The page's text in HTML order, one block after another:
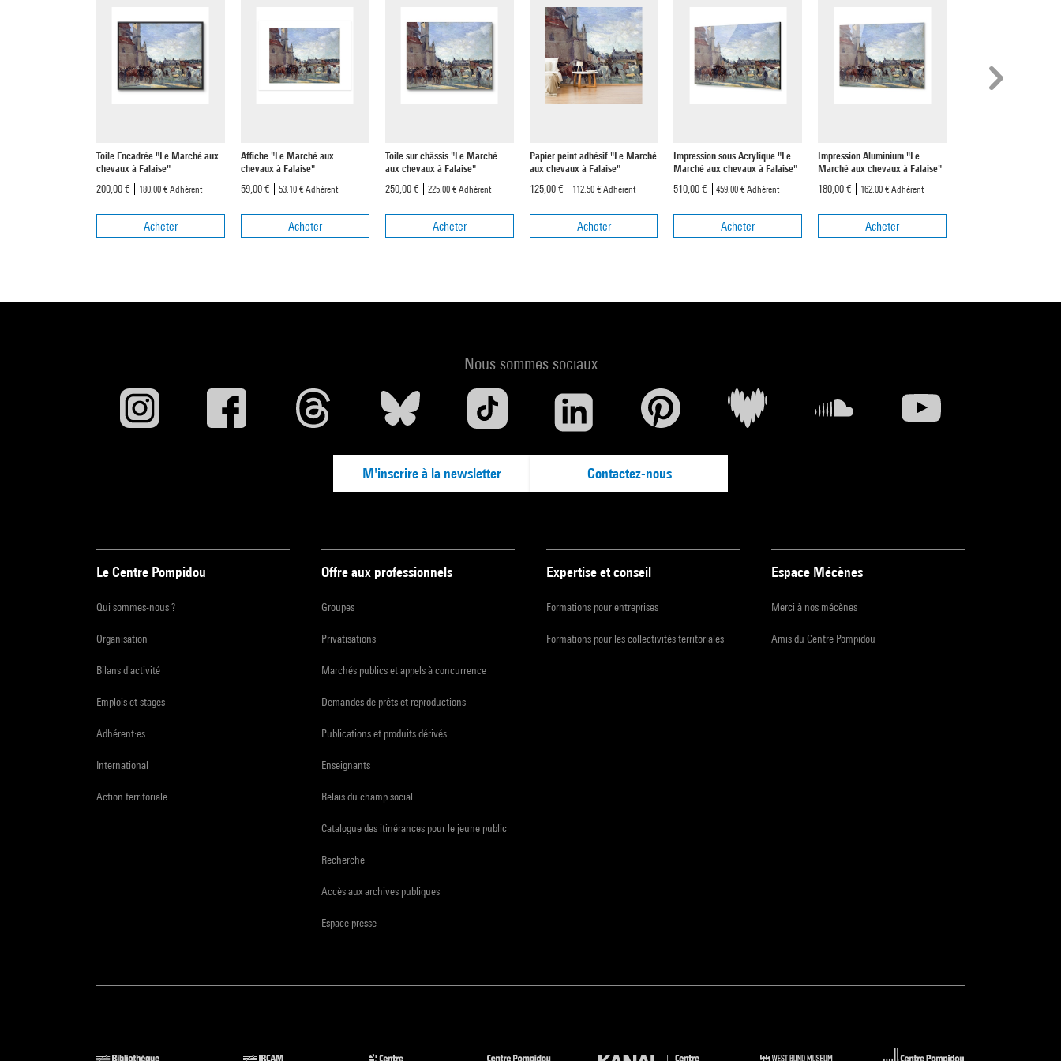
Toile Encadrée "Le Marché aux
chevaux à Falaise"
200,00 €
180,00 €Adhérent
Acheter
Affiche "Le Marché aux
chevaux à Falaise"
59,00 €
53,10 €Adhérent
Acheter
Toile sur châssis "Le Marché
aux chevaux à Falaise"
250,00 €
225,00 €Adhérent
Acheter
Papier peint adhésif "Le Marché
aux chevaux à Falaise"
125,00 €
112,50 €Adhérent
Acheter
Impression sous Acrylique "Le
Marché aux chevaux à Falaise"
510,00 €
459,00 €Adhérent
Acheter
Impression Aluminium "Le
Marché aux chevaux à Falaise"
180,00 €
162,00 €Adhérent
Acheter
Nous sommes sociaux
M'inscrire à la newsletter Contactez-nous
Le Centre Pompidou
Qui sommes-nous ?
Organisation
Bilans d'activité
Emplois et stages
Adhérent·es
International
Action territoriale
Offre aux professionnels
Groupes
Privatisations
Marchés publics et appels à concurrence
Demandes de prêts et reproductions
Publications et produits dérivés
Enseignants
Relais du champ social
Catalogue des itinérances pour le jeune public
Recherche
Accès aux archives publiques
Espace presse
Expertise et conseil
Formations pour entreprises
Formations pour les collectivités territoriales
Espace Mécènes
Merci à nos mécènes
Amis du Centre Pompidou